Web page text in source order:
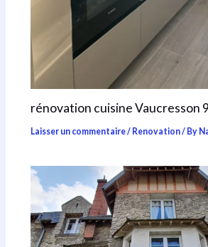
rénovation cuisine Vaucresson
Laisser un commentaire/ Renovation/ By